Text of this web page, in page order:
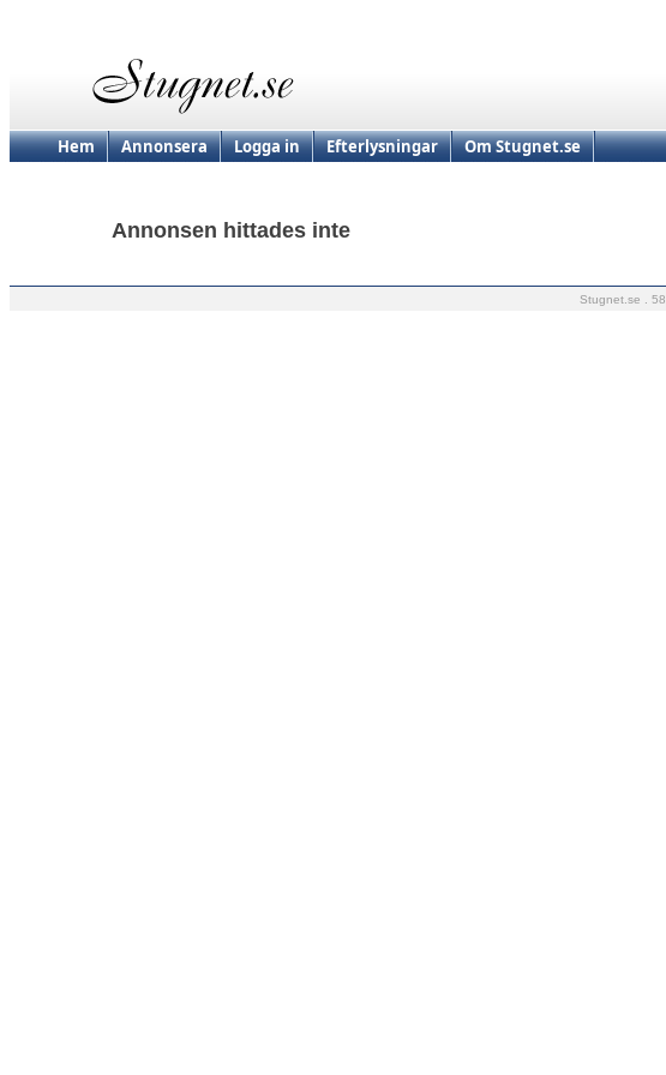
Hem Annonsera Logga in Efterlysningar Om Stugnet.se
Annonsen hittades inte
Stugnet.se .